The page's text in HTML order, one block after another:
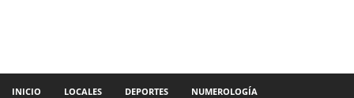
INICIO LOCALES DEPORTES NUMEROLOGÍA